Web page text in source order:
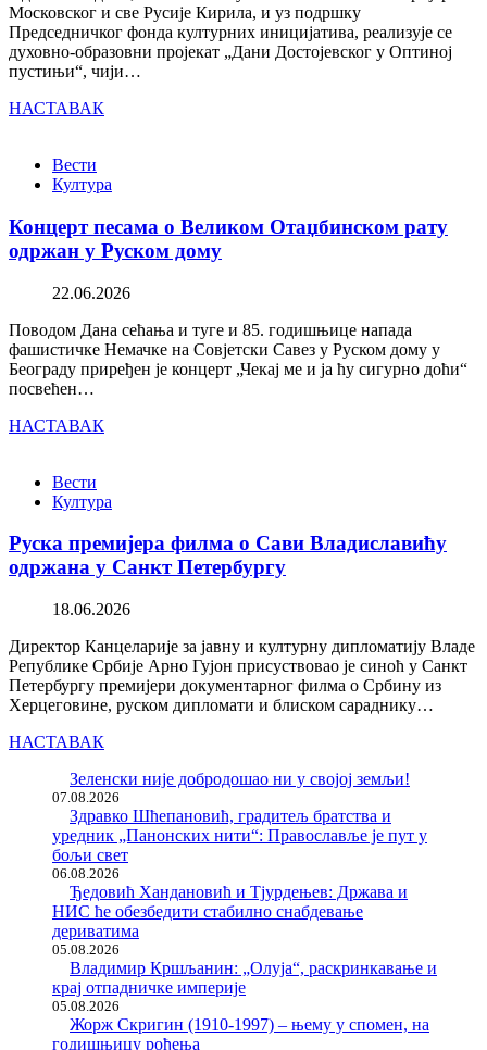
Московског и све Русије Кирила, и уз подршку
Председничког фонда културних иницијатива, реализује се
духовно-образовни пројекат „Дани Достојевског у Оптиној
пустињи“, чији…
НАСТАВАК
Вести
Култура
Концерт песама о Великом Отаџбинском рату
одржан у Руском дому
22.06.2026
Поводом Дана сећања и туге и 85. годишњице напада
фашистичке Немачке на Совјетски Савез у Руском дому у
Београду приређен је концерт „Чекај ме и ја ћу сигурно доћи“
посвећен…
НАСТАВАК
Вести
Култура
Руска премијера филма о Сави Владиславићу
одржана у Санкт Петербургу
18.06.2026
Директор Канцеларије за јавну и културну дипломатију Владе
Републике Србије Арно Гујон присуствовао је синоћ у Санкт
Петербургу премијери документарног филма о Србину из
Херцеговине, руском дипломати и блиском сараднику…
НАСТАВАК
Зеленски није добродошао ни у својој земљи!
07.08.2026
Здравко Шћепановић, градитељ братства и
уредник „Панонских нити“: Православље је пут у
бољи свет
06.08.2026
Ђедовић Хандановић и Тјурдењев: Држава и
НИС ће обезбедити стабилно снабдевање
дериватима
05.08.2026
Владимир Кршљанин: „Олуја“, раскринкавање и
крај отпадничке империје
05.08.2026
Жорж Скригин (1910-1997) – њему у спомен, на
годишњицу рођења